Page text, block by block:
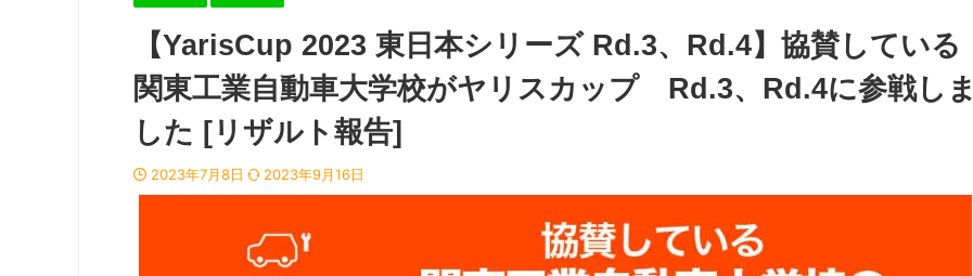
【YarisCup 2023 東日本シリーズ Rd.3、Rd.4】協賛している
関東工業自動車大学校がヤリスカップ Rd.3、Rd.4に参戦しま
した [リザルト報告]
2023年7月8日 2023年9月16日